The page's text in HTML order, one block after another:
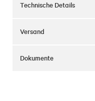
Technische Details
Versand
Dokumente